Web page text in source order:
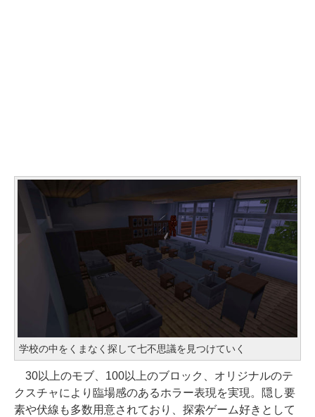
学校の中をくまなく探して七不思議を見つけていく
30以上のモブ、100以上のブロック、オリジナルのテ
クスチャにより臨場感のあるホラー表現を実現。隠し要
素や伏線も多数用意されており、探索ゲーム好きとして